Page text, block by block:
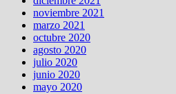
noviembre 2021
marzo 2021
octubre 2020
agosto 2020
julio 2020
junio 2020
mayo 2020